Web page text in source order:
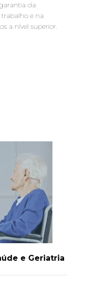
da
e na
a nível superior.
e Geriatria